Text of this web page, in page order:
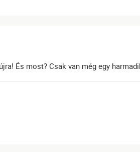
És most? Csak van még egy